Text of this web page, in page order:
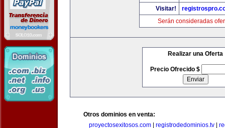
Visitar!
Serán consideradas
Realizar una Oferta
Precio Ofrecido $
Otros dominios en venta:
proyectosexitosos.com
registrodedominios.tv